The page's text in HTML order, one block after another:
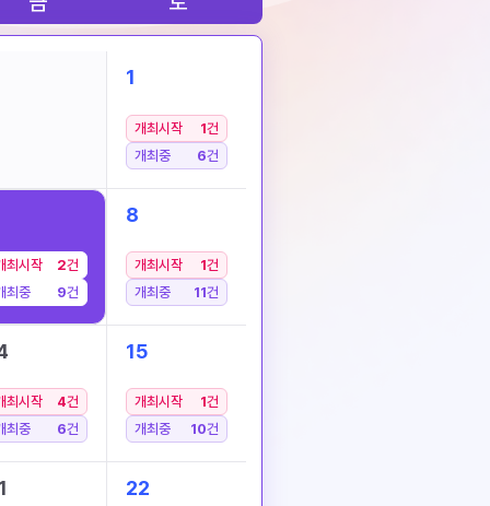
1
개최시작 1건
개최중
6건
최시작 2건
최중
9건
8
개최시작 1건
개최중
11건
최시작 4건
최중
6건
15
개최시작 1건
개최중
10건
22